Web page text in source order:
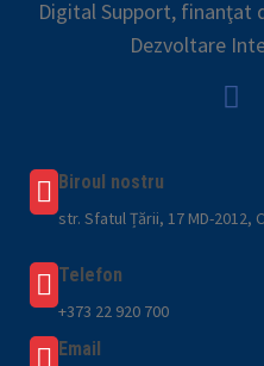
Digital Support, finanţat
Dezvoltare
Biroul nostru
str. Sfatul Țării, 17 MD-
Telefon
+373 22 920 700
Email